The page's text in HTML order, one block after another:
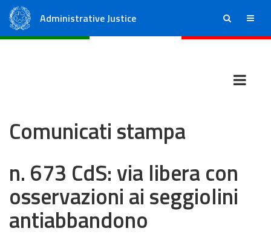
Administrative Justice ricerca menu
Comunicati stampa
n. 673 CdS: via libera con
osservazioni ai seggiolini
antiabbandono